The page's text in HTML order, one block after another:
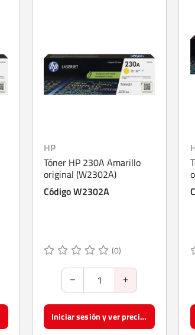
HP
Tóner HP 230A Amarillo
original (W2302A)
Código W2302A
(0)
Iniciar sesión y ver precios